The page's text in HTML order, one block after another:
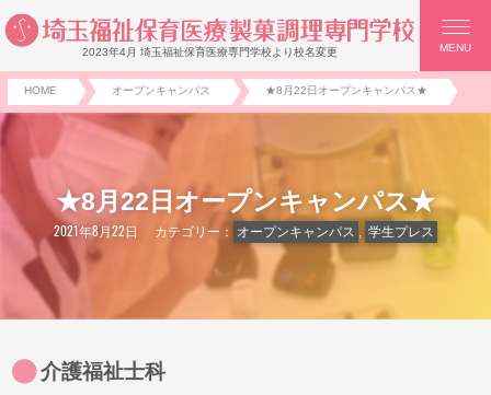
2023年4月 埼玉福祉保育医療専門学校より校名変更 MENU
HOME オープンキャンパス ★8月22日オープンキャンパス★
★8月22日オープンキャンパス★
2021年8月22日 カテゴリー： オープンキャンパス 学生プレス
介護福祉士科